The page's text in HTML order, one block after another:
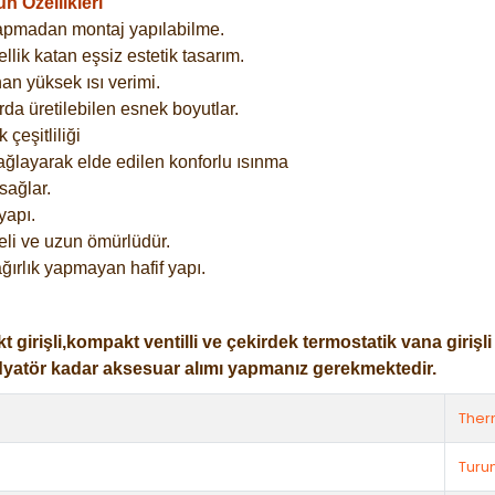
montaj yapılabilme.
katan eşsiz estetik tasarım.
yüksek ısı verimi.
üretilebilen esnek boyutlar.
çeşitliliği
elde edilen konforlu ısınma
ve uzun ömürlüdür.
yapmayan hafif yapı.
girişli,kompakt ventilli ve çekirdek termostatik vana girişli
kadar aksesuar alımı yapmanız gerekmektedir.